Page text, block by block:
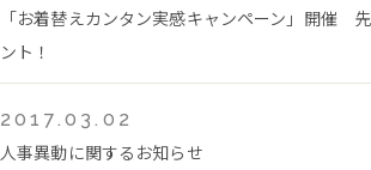
「お着替えカンタン実感キャンペーン」開催
ント！
2017.03.02
人事異動に関するお知らせ